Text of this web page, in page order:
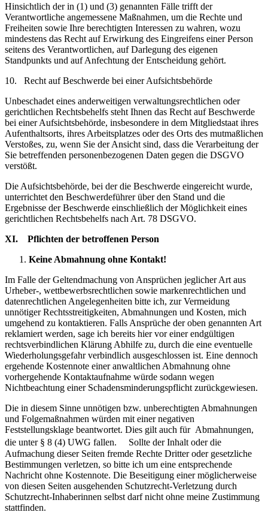
Hinsichtlich der in (1) und (3) genannten Fälle trifft der
Verantwortliche angemessene Maßnahmen, um die Rechte und
Freiheiten sowie Ihre berechtigten Interessen zu wahren, wozu
mindestens das Recht auf Erwirkung des Eingreifens einer Person
seitens des Verantwortlichen, auf Darlegung des eigenen
Standpunkts und auf Anfechtung der Entscheidung gehört.
10. Recht auf Beschwerde bei einer Aufsichtsbehörde
Unbeschadet eines anderweitigen verwaltungsrechtlichen oder
gerichtlichen Rechtsbehelfs steht Ihnen das Recht auf Beschwerde
bei einer Aufsichtsbehörde, insbesondere in dem Mitgliedstaat ihres
Aufenthaltsorts, ihres Arbeitsplatzes oder des Orts des mutmaßlichen
Verstoßes, zu, wenn Sie der Ansicht sind, dass die Verarbeitung der
Sie betreffenden personenbezogenen Daten gegen die DSGVO
verstößt.
Die Aufsichtsbehörde, bei der die Beschwerde eingereicht wurde,
unterrichtet den Beschwerdeführer über den Stand und die
Ergebnisse der Beschwerde einschließlich der Möglichkeit eines
gerichtlichen Rechtsbehelfs nach Art. 78 DSGVO.
XI. Pflichten der betroffenen Person
Keine Abmahnung ohne Kontakt!
Im Falle der Geltendmachung von Ansprüchen jeglicher Art aus
Urheber-, wettbewerbsrechtlichen sowie markenrechtlichen und
datenrechtlichen Angelegenheiten bitte ich, zur Vermeidung
unnötiger Rechtsstreitigkeiten, Abmahnungen und Kosten, mich
umgehend zu kontaktieren. Falls Ansprüche der oben genannten Art
reklamiert werden, sage ich bereits hier vor einer endgültigen
rechtsverbindlichen Klärung Abhilfe zu, durch die eine eventuelle
Wiederholungsgefahr verbindlich ausgeschlossen ist. Eine dennoch
ergehende Kostennote einer anwaltlichen Abmahnung ohne
vorhergehende Kontakt­aufnahme würde sodann wegen
Nichtbeachtung einer Schadensminderungspflicht zurückgewiesen.
Die in diesem Sinne unnötigen bzw. unberechtigten Abmahnungen
und Folgemaßnahmen würden mit einer negativen
Feststellungsklage beantwortet. Dies gilt auch für Abmahnungen,
die unter § 8 (4) UWG fallen. Sollte der Inhalt oder die
Aufmachung dieser Seiten fremde Rechte Dritter oder gesetzliche
Bestimmungen verletzen, so bitte ich um eine entsprechende
Nachricht ohne Kostennote. Die Beseitigung einer möglicherweise
von diesen Seiten ausgehenden Schutzrecht-Verletzung durch
Schutzrecht-Inhaberinnen selbst darf nicht ohne meine Zustimmung
stattfinden.